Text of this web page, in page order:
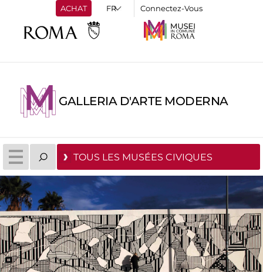
ACHAT Connectez-Vous
GALLERIA D'ARTE MODERNA
TOUS LES MUSÉES CIVIQUES